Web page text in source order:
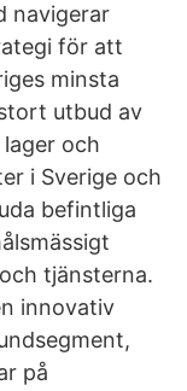
navigerar
för att
minsta
utbud av
och
i Sverige och
befintliga
tjänsterna.
innovativ
på